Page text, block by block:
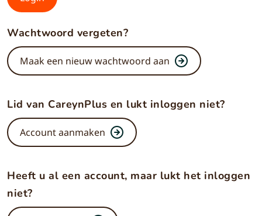
Wachtwoord vergeten?
Maak een nieuw wachtwoord aan
Lid van CareynPlus en lukt inloggen niet?
Account aanmaken
Heeft u al een account, maar lukt het inloggen
niet?